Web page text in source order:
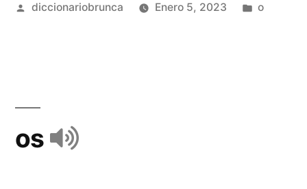
diccionariobrunca Enero 5, 2023 o
os